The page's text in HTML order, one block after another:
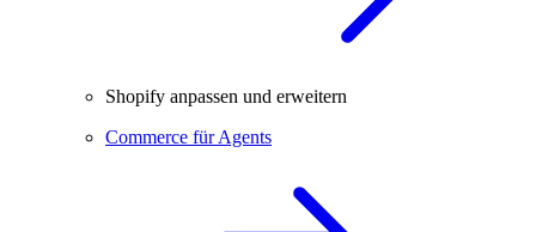
Shopify anpassen und erweitern
Commerce für Agents